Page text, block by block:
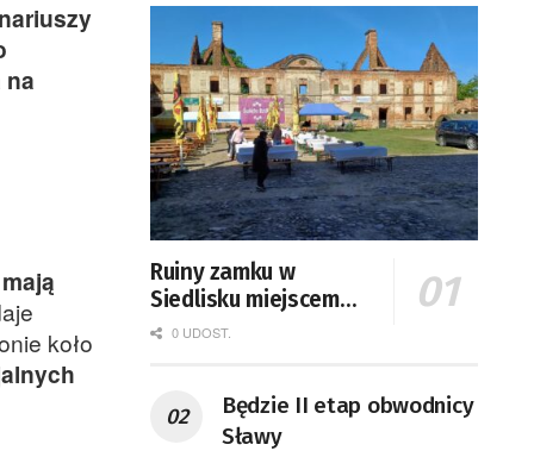
koło
Ruiny zamku w
Siedlisku miejscem
święta plonów
0 UDOST.
Będzie II etap obwodnicy
Sławy